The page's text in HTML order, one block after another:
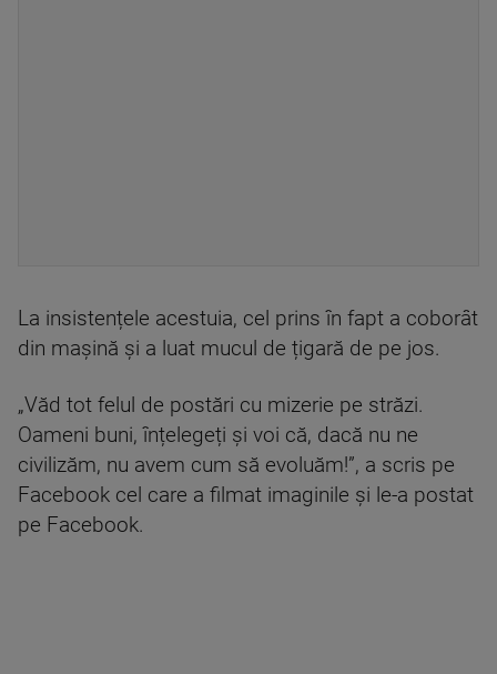
La insistențele acestuia, cel prins în fapt a coborât
din mașină și a luat mucul de țigară de pe jos.
„Văd tot felul de postări cu mizerie pe străzi.
Oameni buni, înțelegeți și voi că, dacă nu ne
civilizăm, nu avem cum să evoluăm!”, a scris pe
Facebook cel care a filmat imaginile și le-a postat
pe Facebook.